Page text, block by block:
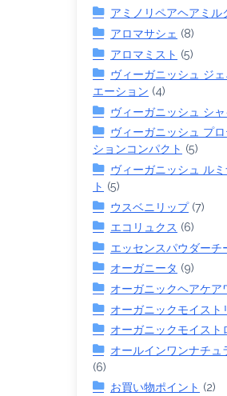
アミノリペアヘアミル
アロマサシェ (8)
アロマミスト (5)
ヴィーガニッシュ ジ
エーション (4)
ヴィーガニッシュ シ
ヴィーガニッシュ プ
ションコンパクト (5)
ヴィーガニッシュ ル
ト (5)
ウスベニリップ(7)
エコリュクス (6)
エッセンスパウダーチ
オーガニータ (9)
オーガニックヘアケア
オーガニックモイスト
オーガニックモイスト
オールインワンナチ
(6)
お買い物ポイント (2)